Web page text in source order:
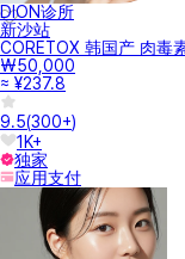
DION诊所
新沙站
CORETOX 韩国产 肉毒
₩50,000
≈ ¥237.8
9.5(300+)
1K+
独家
应用支付